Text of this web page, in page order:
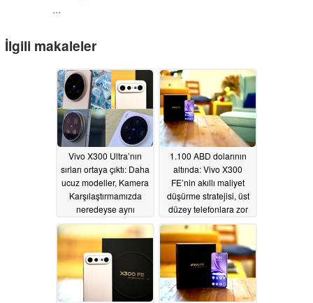
...
İlgili makaleler
Vivo X300 Ultra’nın
sırları ortaya çıktı: Daha
ucuz modeller, Kamera
Karşılaştırmamızda
neredeyse aynı
performansı sergiliyor
07/09/2026
1.100 ABD dolarının
altında: Vivo X300
FE’nin akıllı maliyet
düşürme stratejisi, üst
düzey telefonlara zor
anlar yaşatıyor
07/08/2026